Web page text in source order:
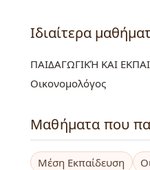
Ιδιαίτερα
ΠΑΙΔΑΓΩΓΙΚΉ ΚΑΙ
Οικονομολόγος
Μαθήματα που
Μέση Εκπαίδευση